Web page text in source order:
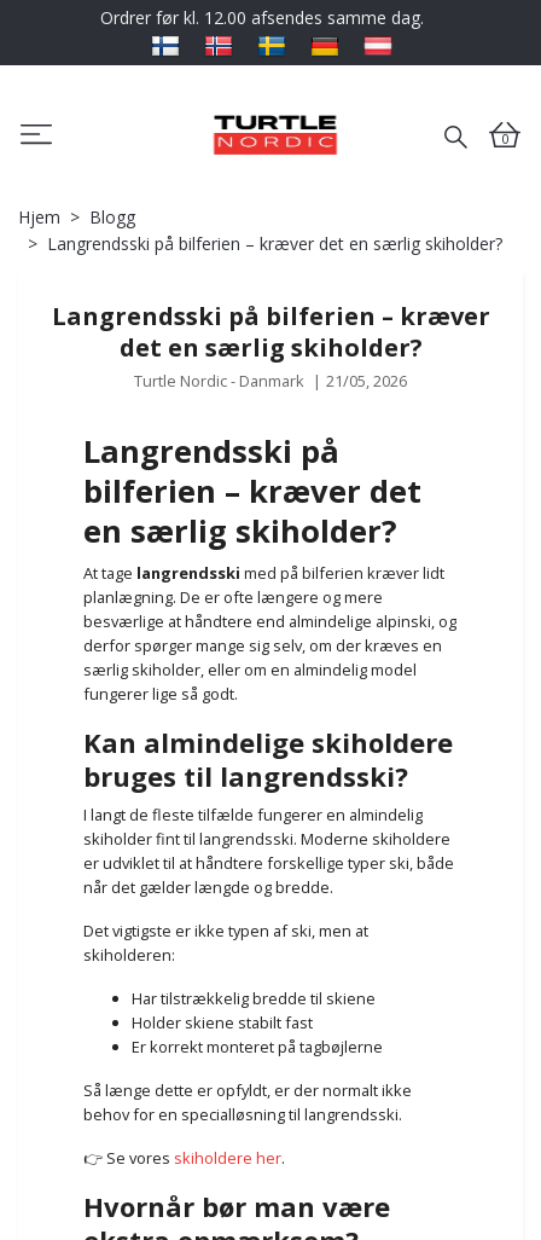
Ordrer før kl. 12.00 afsendes samme dag.
0
Hjem
Blogg
Langrendsski på bilferien – kræver det en særlig skiholder?
Langrendsski på bilferien – kræver
det en særlig skiholder?
Turtle Nordic - Danmark | 21/05, 2026
Langrendsski på
bilferien – kræver det
en særlig skiholder?
At tage langrendsski med på bilferien kræver lidt
planlægning. De er ofte længere og mere
besværlige at håndtere end almindelige alpinski, og
derfor spørger mange sig selv, om der kræves en
særlig skiholder, eller om en almindelig model
fungerer lige så godt.
Kan almindelige skiholdere
bruges til langrendsski?
I langt de fleste tilfælde fungerer en almindelig
skiholder fint til langrendsski. Moderne skiholdere
er udviklet til at håndtere forskellige typer ski, både
når det gælder længde og bredde.
Det vigtigste er ikke typen af ski, men at
skiholderen:
Har tilstrækkelig bredde til skiene
Holder skiene stabilt fast
Er korrekt monteret på tagbøjlerne
Så længe dette er opfyldt, er der normalt ikke
behov for en specialløsning til langrendsski.
👉 Se vores skiholdere her.
Hvornår bør man være